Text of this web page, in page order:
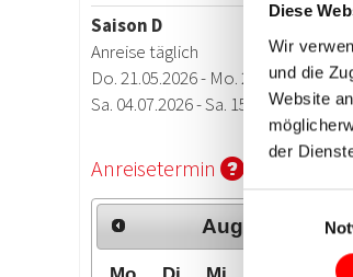
Diese
Wir
und die
Website
der